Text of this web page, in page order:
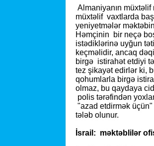
Almaniyanın müxtəlif
müxtəlif vaxtlarda
yeniyetmələr
Həmçinin bir neçə
istədiklərinə uyğun
keçməlidir, ancaq
birgə istirahət etdiyi
tez şikayət edirlər ki,
qohumlarla birgə
olmaz, bu qaydaya
polis tərəfindən
"azad etdirmək
tələb olunur.
İsrail: məktəblilər